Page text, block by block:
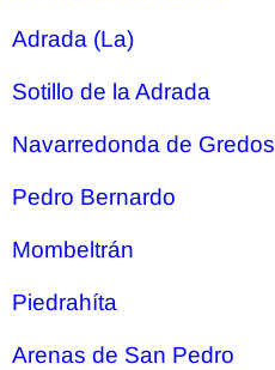
Adrada (La)
Sotillo de la Adrada
Navarredonda de Gredos
Pedro Bernardo
Mombeltrán
Piedrahíta
Arenas de San Pedro